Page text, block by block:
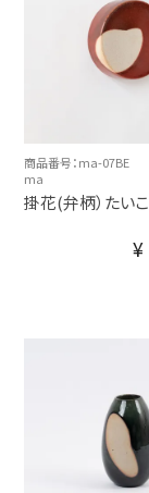
商品番号：ma-07BE
ma
掛花(弁柄）たいこ
¥